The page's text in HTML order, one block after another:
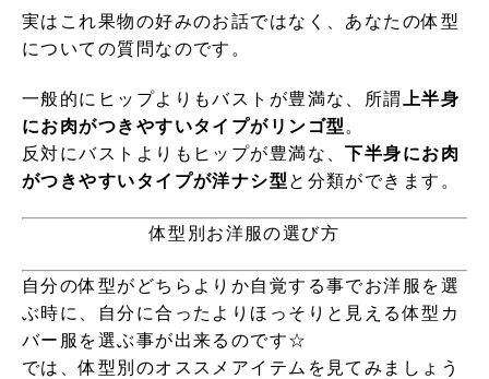
実はこれ果物の好みのお話ではなく、あなたの体型
についての質問なのです。
一般的にヒップよりもバストが豊満な、所謂
上半身
にお肉がつきやすいタイプがリンゴ型 。
反対にバストよりもヒップが豊満な、下半身にお肉
がつきやすいタイプが洋ナシ型 と分類ができます。
体型別お洋服の選び方
自分の体型がどちらよりか自覚する事でお洋服を選
ぶ時に、自分に合ったよりほっそりと見える体型カ
バー服を選ぶ事が出来るのです☆
では、体型別のオススメアイテムを見てみましょう